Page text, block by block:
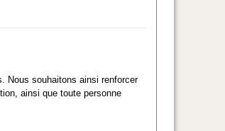
Nous souhaitons ainsi renforcer
ainsi que toute personne